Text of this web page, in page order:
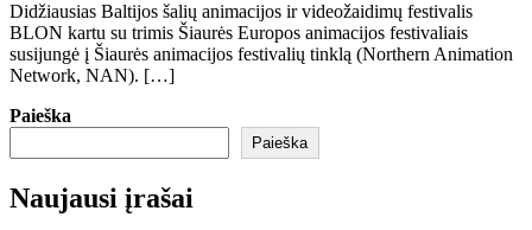
Didžiausias Baltijos šalių animacijos ir videožaidimų festivalis
BLON kartu su trimis Šiaurės Europos animacijos festivaliais
susijungė į Šiaurės animacijos festivalių tinklą (Northern Animation
Network, NAN). […]
Paieška
Paieška
Naujausi įrašai